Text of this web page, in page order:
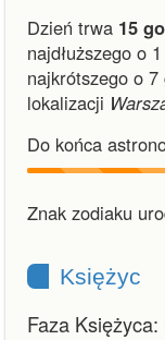
Dzień trwa 15
najdłuższego o
najkrótszego o
lokalizacji
Do końca
Znak zodiaku
Księżyc
Faza Księżyca: